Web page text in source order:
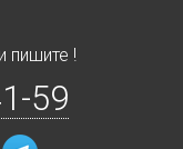
пишите !
59